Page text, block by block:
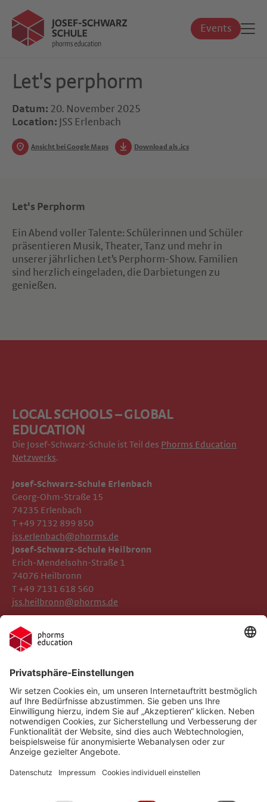
Events
Let's perphorm
Datum: 20. November 2025
Location: JSS Erlenbach
Ansicht bei Google Maps Download als .ics
Let's Perphorm
Ein Abend voller Talente: Schülerinnen und Schüler
präsentieren Musik, Theater, Tanz und mehr in
unserer jährlichen Let’s Perphorm-Show. Familien
sind herzlich eingeladen, die Darbietungen zu
genießen.
LOCAL SCHOOLS – GLOBAL
EDUCATION
Die Josef-Schwarz-Schule ist Teil des Phorms Education
Netzwerks.
Josef-Schwarz-Schule Erlenbach
Georg-Ohm-Straße 15
74235 Erlenbach
T +49 7132 899 850
jss.erlenbach@phorms.de
Datenschutz
Gender-Hinweis
Compliance
Social Media Netiquette
Cookie-Einstellungen
Implementierte Technologien
Josef-Schwarz-Schule Heilbronn
Erich-Mendelsohn-Straße 1
74076 Heilbronn
T +49 7131 618 560
jss.heilbronn@phorms.de
Follow us on